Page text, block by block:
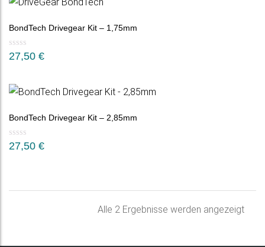
BondTech Drivegear Kit – 1,75mm
27,50 €
BondTech Drivegear Kit – 2,85mm
27,50 €
Alle 2 Ergebnisse werden angezeigtNach